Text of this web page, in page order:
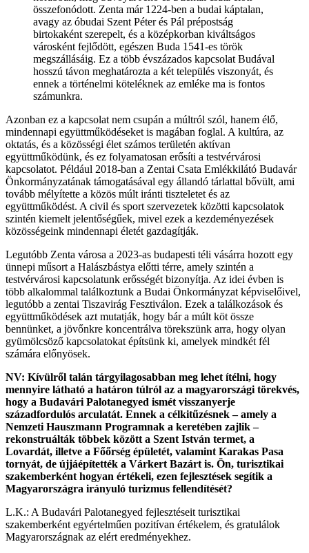
összefonódott. Zenta már 1224-ben a budai káptalan,
avagy az óbudai Szent Péter és Pál prépostság
birtokaként szerepelt, és a középkorban kiváltságos
városként fejlődött, egészen Buda 1541-es török
megszállásáig. Ez a több évszázados kapcsolat Budával
hosszú távon meghatározta a két település viszonyát, és
ennek a történelmi köteléknek az emléke ma is fontos
számunkra.
Azonban ez a kapcsolat nem csupán a múltról szól, hanem élő,
mindennapi együttműködéseket is magában foglal. A kultúra, az
oktatás, és a közösségi élet számos területén aktívan
együttműködünk, és ez folyamatosan erősíti a testvérvárosi
kapcsolatot. Például 2018-ban a Zentai Csata Emlékkilátó Budavár
Önkormányzatának támogatásával egy állandó tárlattal bővült, ami
tovább mélyítette a közös múlt iránti tiszteletet és az
együttműködést. A civil és sport szervezetek közötti kapcsolatok
szintén kiemelt jelentőségűek, mivel ezek a kezdeményezések
közösségeink mindennapi életét gazdagítják.
Legutóbb Zenta városa a 2023-as budapesti téli vásárra hozott egy
ünnepi műsort a Halászbástya előtti térre, amely szintén a
testvérvárosi kapcsolatunk erősségét bizonyítja. Az idei évben is
több alkalommal találkoztunk a Budai Önkormányzat képviselőivel,
legutóbb a zentai Tiszavirág Fesztiválon. Ezek a találkozások és
együttműködések azt mutatják, hogy bár a múlt köt össze
bennünket, a jövőnkre koncentrálva törekszünk arra, hogy olyan
gyümölcsöző kapcsolatokat építsünk ki, amelyek mindkét fél
számára előnyösek.
NV: Kívülről talán tárgyilagosabban meg lehet ítélni, hogy
mennyire látható a határon túlról az a magyarországi törekvés,
hogy a Budavári Palotanegyed ismét visszanyerje
századfordulós arculatát. Ennek a célkitűzésnek – amely a
Nemzeti Hauszmann Programnak a keretében zajlik –
rekonstruálták többek között a Szent István termet, a
Lovardát, illetve a Főőrség épületét, valamint Karakas Pasa
tornyát, de újjáépítették a Várkert Bazárt is. Ön, turisztikai
szakemberként hogyan értékeli, ezen fejlesztések segítik a
Magyarországra irányuló turizmus fellendítését?
L.K.: A Budavári Palotanegyed fejlesztéseit turisztikai
szakemberként egyértelműen pozitívan értékelem, és gratulálok
Magyarországnak az elért eredményekhez.